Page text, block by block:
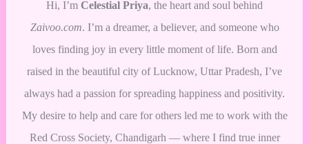
Hi, I’m Celestial Priya, the heart and soul behind
Zaivoo.com. I’m a dreamer, a believer, and someone who
loves finding joy in every little moment of life. Born and
raised in the beautiful city of Lucknow, Uttar Pradesh, I’ve
always had a passion for spreading happiness and positivity.
My desire to help and care for others led me to work with the
Red Cross Society, Chandigarh — where I find true inner